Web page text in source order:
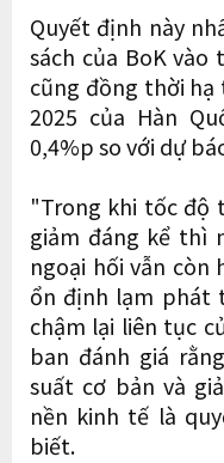
Quyết định này
sách của BoK
cũng đồng thời
2025 của Hàn
0,4%p so với dự
"Trong khi tốc độ
giảm đáng kể thì
ngoại hối vẫn còn
ổn định lạm phát
chậm lại liên tục
ban đánh giá
suất cơ bản và
nền kinh tế là
biết.